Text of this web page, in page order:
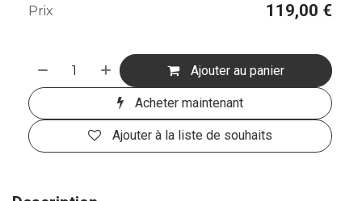
Ajouter au panier
Acheter maintenant
Ajouter à la liste de souhaits
Prix 119,00 €